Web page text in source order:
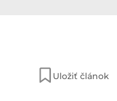
Uložiť článok